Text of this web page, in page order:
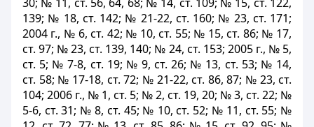
139; № 18, ст. 142; № 21-22, ст. 160; № 23, ст. 171;
2004 г., № 6, ст. 42; № 10, ст. 55; № 15, ст. 86; № 17,
ст. 97; № 23, ст. 139, 140; № 24, ст. 153; 2005 г., № 5,
ст. 5; № 7-8, ст. 19; № 9, ст. 26; № 13, ст. 53; № 14,
ст. 58; № 17-18, ст. 72; № 21-22, ст. 86, 87; № 23, ст.
104; 2006 г., № 1, ст. 5; № 2, ст. 19, 20; № 3, ст. 22; №
5-6, ст. 31; № 8, ст. 45; № 10, ст. 52; № 11, ст. 55; №